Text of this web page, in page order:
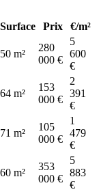
Surface Prix
€/m²
50 m²
280
000 €
5
600
€
64 m²
153
000 €
2
391
€
71 m²
105
000 €
1
479
€
60 m²
353
000 €
5
883
€